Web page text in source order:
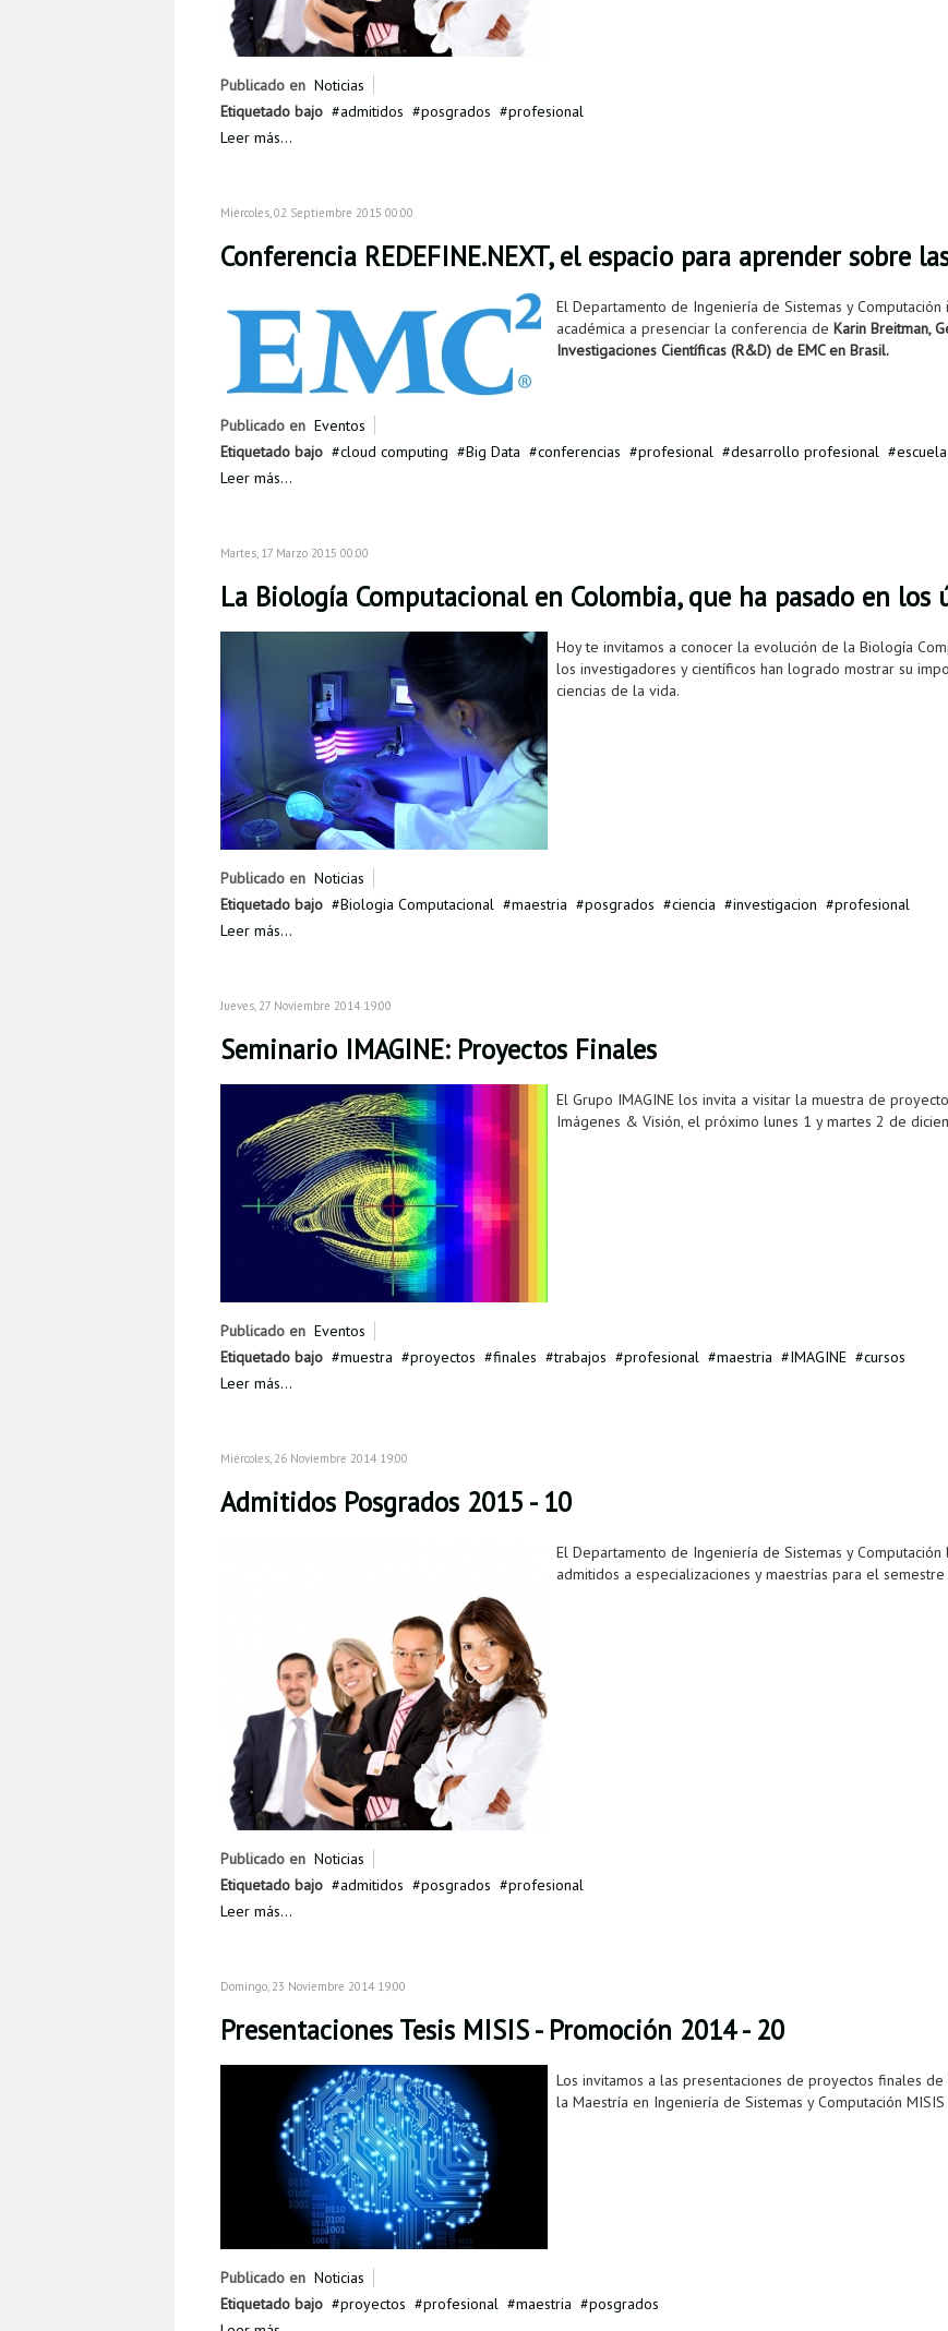
Publicado en Noticias
Etiquetado bajo
admitidos posgrados
profesional
Leer más...
Miércoles, 02 Septiembre 2015 00:00
Conferencia REDEFINE.NEXT, el espacio para aprender sobre
El Departamento de Ingeniería de Sistemas y
académica a presenciar la conferencia de Karin Breitman,
Investigaciones Científicas (R&D) de EMC en Brasil.
Publicado en Eventos
Etiquetado bajo
cloud computing Big Data conferencias profesional desarrollo profesional
Leer más...
Martes, 17 Marzo 2015 00:00
La Biología Computacional en Colombia, que ha pasado en los
Hoy te invitamos a conocer la evolución de la Biología
los investigadores y científicos han logrado mostrar su
ciencias de la vida.
Publicado en Noticias
Etiquetado bajo
Biologia Computacional maestria posgrados ciencia investigacion
profesional
Leer más...
Jueves, 27 Noviembre 2014 19:00
Seminario IMAGINE: Proyectos Finales
El Grupo IMAGINE los invita a visitar la muestra de
Imágenes & Visión, el próximo lunes 1 y martes 2 de
Publicado en Eventos
Etiquetado bajo
muestra proyectos finales trabajos profesional maestria IMAGINE
cursos
Leer más...
Miércoles, 26 Noviembre 2014 19:00
Admitidos Posgrados 2015 - 10
El Departamento de Ingeniería de Sistemas y
admitidos a especializaciones y maestrías para el
Publicado en Noticias
Etiquetado bajo
admitidos posgrados
profesional
Leer más...
Domingo, 23 Noviembre 2014 19:00
Presentaciones Tesis MISIS - Promoción 2014 - 20
Los invitamos a las presentaciones de proyectos finales
la Maestría en Ingeniería de Sistemas y Computación
Publicado en Noticias
Etiquetado bajo
proyectos profesional maestria
posgrados